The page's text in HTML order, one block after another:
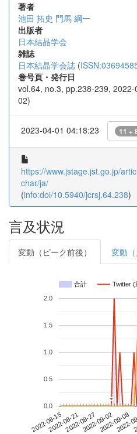
著者
池田 拓史 門馬 綱一
出版者
日本結晶学会
雑誌
日本結晶学会誌 (
巻号頁・発行日
vol.64, no.3, pp.238-239,
02)
2023-04-01 04:18:23 11 +
https://www.jstage.jst.go.jp/
char/ja/
(info:doi/10.5940/jcrsj.64.238)
言及状況
変動（ピーク前後） 変動（
合計 Twitter (
2022-08-152022-08-212022-08-272022-09-022022-09-08
2022-
0.0
0.5
1.0
1.5
2.0
**